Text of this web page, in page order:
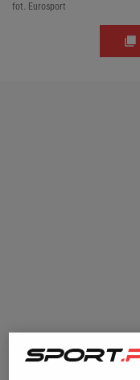
fot. Eurosport